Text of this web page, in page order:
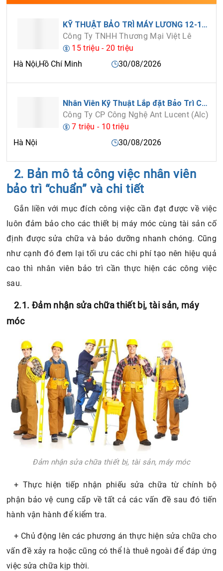
KỸ THUẬT BẢO TRÌ MÁY LƯƠNG 12-18tr/1 THÁNG
Công Ty TNHH Thương Mại Việt Lê
15 triệu - 20 triệu
Hà Nội,Hồ Chí Minh
30/08/2026
Nhân Viên Kỹ Thuật Lắp đặt Bảo Trì Camera & Thiết Bị An Ninh
Công Ty CP Công Nghệ Ant Lucent (Alc)
7 triệu - 10 triệu
Hà Nội
30/08/2026
2. Bản mô tả công việc nhân viên
bảo trì “chuẩn” và chi tiết
Gắn liền với mục đích công việc cần đạt được về việc
luôn đảm bảo cho các thiết bị máy móc cùng tài sản cố
định được sửa chữa và bảo dưỡng nhanh chóng. Cũng
như cạnh đó đem lại tối ưu các chi phí tạo nên hiệu quả
cao thì nhân viên bảo trì cần thực hiện các công việc
sau.
2.1. Đảm nhận sửa chữa thiết bị, tài sản, máy
móc
Đảm nhận sửa chữa thiết bị, tài sản, máy móc
+ Thực hiện tiếp nhận phiếu sửa chữa từ chính bộ
phận bảo vệ cung cấp về tất cả các vấn đề sau đó tiến
hành vận hành để kiểm tra.
+ Chủ động lên các phương án thực hiện sửa chữa cho
vấn đề xảy ra hoặc cũng có thể là thuê ngoài để đáp ứng
việc sửa chữa kịp thời.